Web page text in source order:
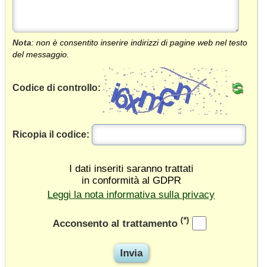
Nota: non è consentito inserire indirizzi di pagine web nel testo
del messaggio.
Codice di controllo:
Ricopia il codice:
I dati inseriti saranno trattati
in conformità al GDPR
Leggi la nota informativa sulla privacy
Acconsento al trattamento (*)